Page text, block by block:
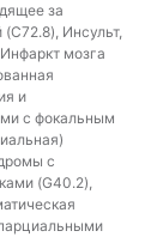
за
Инсульт,
мозга
и
с фокальным
с
(G40.2),